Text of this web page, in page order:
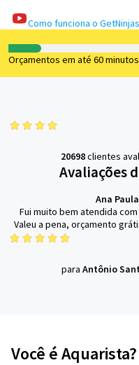
Como funciona o
Orçamentos em até 60 minutos
20698clientes
Avaliações
Ana Paula
Fui muito bem atendida
Valeu a pena, orçamento
para Antônio
Você é Aquarista?